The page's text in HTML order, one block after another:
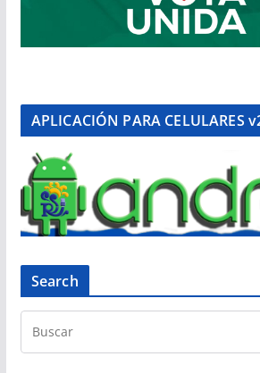
APLICACIÓN PARA CELULARES
Search